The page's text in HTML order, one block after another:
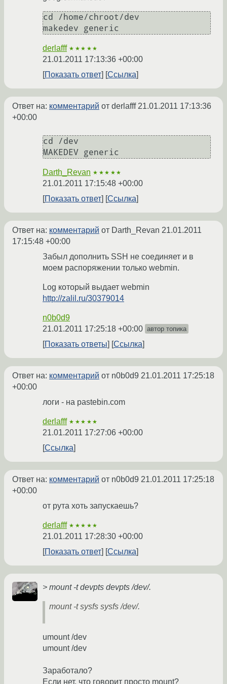
cd /home/chroot/dev
makedev generic
derlafff ★★★★★
21.01.2011 17:13:36 +00:00
Показать ответ
Ссылка
Ответ на: комментарий от derlafff21.01.2011 17:13:36
+00:00
cd /dev
MAKEDEV generic
Darth_Revan ★★★★★
21.01.2011 17:15:48 +00:00
Показать ответ
Ссылка
Ответ на: комментарий от Darth_Revan 21.01.2011
17:15:48 +00:00
Забыл дополнить SSH не соединяет и в
моем распоряжении только webmin.
Log который выдает webmin
http://zalil.ru/30379014
n0b0d9
21.01.2011 17:25:18 +00:00 автор топика
Показать ответы Ссылка
Ответ на: комментарий от n0b0d9 21.01.2011 17:25:18
+00:00
логи - на pastebin.com
derlafff ★★★★★
21.01.2011 17:27:06 +00:00
Ссылка
Ответ на: комментарий от n0b0d9 21.01.2011 17:25:18
+00:00
от рута хоть запускаешь?
derlafff ★★★★★
21.01.2011 17:28:30 +00:00
Показать ответ
Ссылка
> mount -t devpts devpts /dev/.
mount -t sysfs sysfs /dev/.
umount /dev
umount /dev
Заработало?
Если нет, что говорит просто mount?